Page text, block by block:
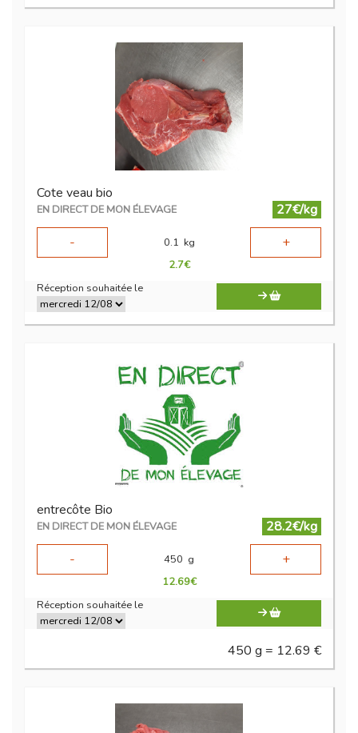
Cote veau bio
EN DIRECT DE MON ÉLEVAGE
27€/kg
-
0.1 kg +
2.7€
Réception souhaitée le
entrecôte Bio
EN DIRECT DE MON ÉLEVAGE
28.2€/kg
-
450 g +
12.69€
Réception souhaitée le
450 g = 12.69 €